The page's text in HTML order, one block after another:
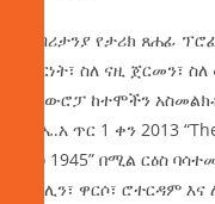
የብሪታንያ የታሪክ ጸሐፊ
ጦርነት፣ ስለ ናዚ ጀርመን፣
የአውሮፓ ከተሞችን
እ.ኤ.አ ጥር 1 ቀን 2013
To 1945” በሚል ርዕስ
በርሊን፣ ዋርሶ፣ ሮተርዳም